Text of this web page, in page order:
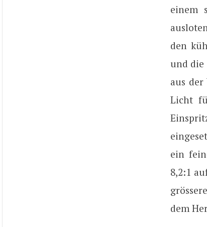
einem
den
und
aus der
Licht
ein
8,2:1
dem